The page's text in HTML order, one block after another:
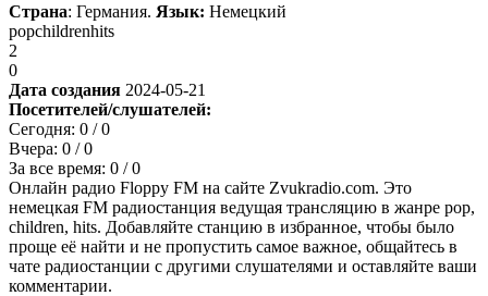
Страна: Германия. Язык: Немецкий
popchildrenhits
2
0
Дата создания 2024-05-21
Посетителей/слушателей:
Сегодня: 0 / 0
Вчера: 0 / 0
За все время: 0 / 0
Онлайн радио Floppy FM на сайте Zvukradio.com. Это
немецкая FM радиостанция ведущая трансляцию в жанре pop,
children, hits. Добавляйте станцию в избранное, чтобы было
проще её найти и не пропустить самое важное, общайтесь в
чате радиостанции с другими слушателями и оставляйте ваши
комментарии.